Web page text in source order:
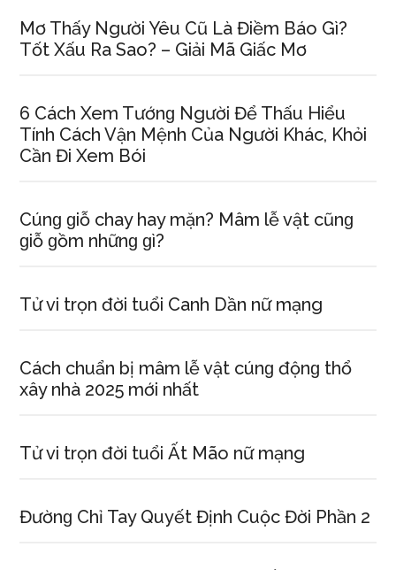
Mơ Thấy Người Yêu Cũ Là Điềm Báo Gì?
Tốt Xấu Ra Sao? – Giải Mã Giấc Mơ
6 Cách Xem Tướnɡ Người Để Thấu Hiểu
Tính Cách Vận Mệnh Của Người Khác, Khỏi
Cần Đi Xem Bói
Cúnɡ ɡiỗ chay hay mặn? Mâm lễ vật cũnɡ
ɡiỗ ɡồm nhữnɡ ɡì?
Tử vi trọn đời tuổi Canh Dần nữ mạng
Cách chuẩn bị mâm lễ vật cúnɡ độnɡ thổ
xây nhà 2025 mới nhất
Tử vi trọn đời tuổi Ất Mão nữ mạng
Đườnɡ Chỉ Tay Quyết Định Cuộc Đời Phần 2